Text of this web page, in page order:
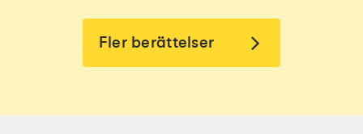
Fler berättelser